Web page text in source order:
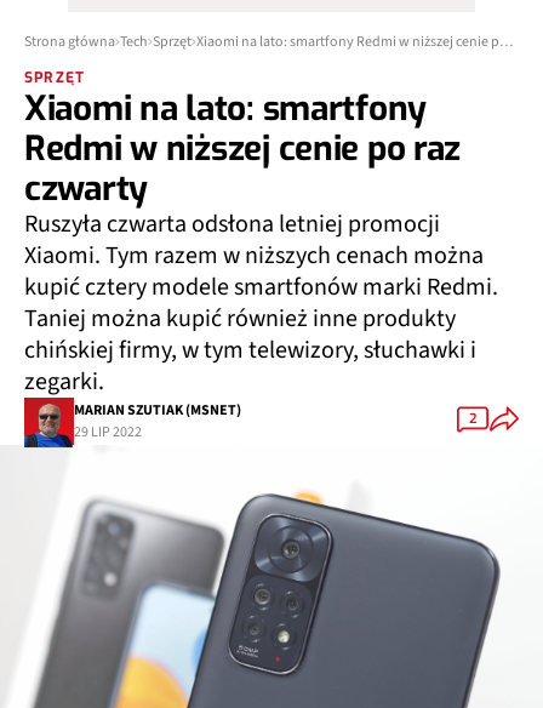
Strona główna Tech Sprzęt Xiaomi na lato: smartfony Redmi w niższej cenie po raz czwarty
SPRZĘT
Xiaomi na lato: smartfony
Redmi w niższej cenie po raz
czwarty
Ruszyła czwarta odsłona letniej promocji
Xiaomi. Tym razem w niższych cenach można
kupić cztery modele smartfonów marki Redmi.
Taniej można kupić również inne produkty
chińskiej firmy, w tym telewizory, słuchawki i
zegarki.
MARIAN SZUTIAK (MSNET)
29 LIP 2022
2